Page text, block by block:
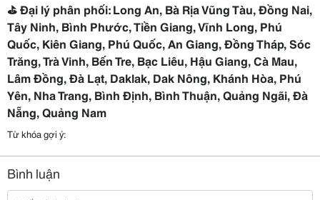
⛳️ Đại lý phân phối: Long An, Bà Rịa Vũng Tàu, Đồng Nai,
Tây Ninh, Bình Phước, Tiền Giang, Vĩnh Long, Phú
Quốc, Kiên Giang, Phú Quốc, An Giang, Đồng Tháp, Sóc
Trăng, Trà Vinh, Bến Tre, Bạc Liêu, Hậu Giang, Cà Mau,
Lâm Đồng, Đà Lạt, Daklak, Dak Nông, Khánh Hòa, Phú
Yên, Nha Trang, Bình Định, Bình Thuận, Quảng Ngãi, Đà
Nẵng, Quảng Nam
Từ khóa gợi ý:
Bình luận